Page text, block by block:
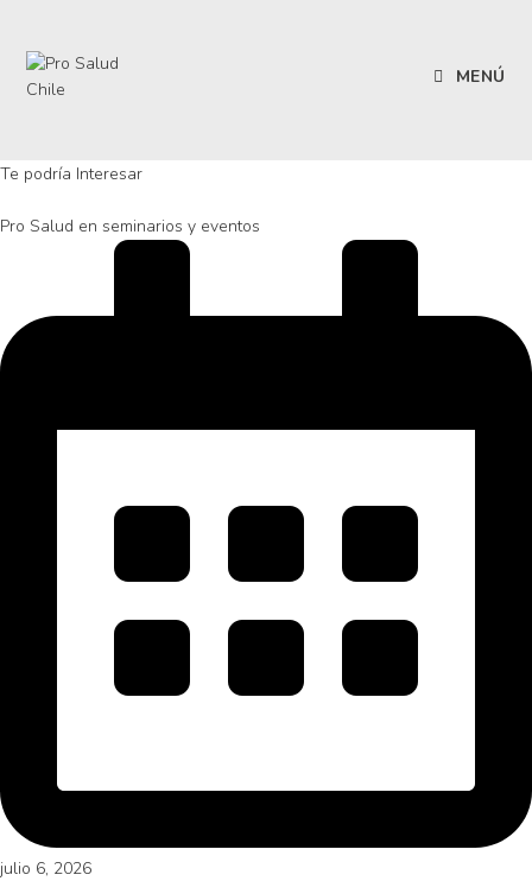
contenido
MENÚ
Te podría Interesar
Pro Salud en seminarios y eventos
julio 6, 2026